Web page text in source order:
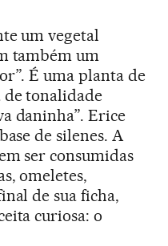
um vegetal
também um
É uma planta de
tonalidade
daninha”. Erice
de silenes. A
ser consumidas
omeletes,
de sua ficha,
curiosa: o